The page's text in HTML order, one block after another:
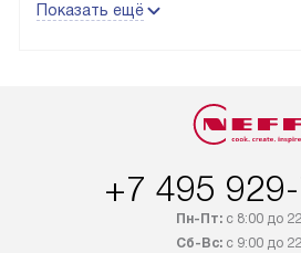
до подъезда, отдельная доставка
оплачивается дополнительно.
товар в наличии, он может быть
трех дней. Доставка в Санкт-
Петербург и другие регионы
осуществляется через
Показать ещё
+7 495
Пн-Пт:с 8:00 до
Сб-Вс:с 9:00 до